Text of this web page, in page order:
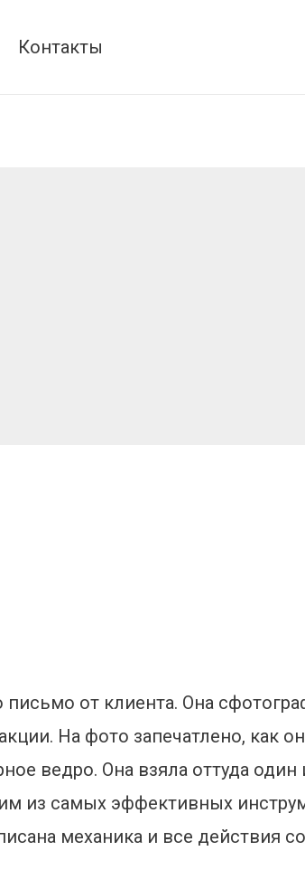
Контакты
от клиента. Она
На фото запечатлено, как
ведро. Она взяла оттуда
из самых эффективных
механика и все действия